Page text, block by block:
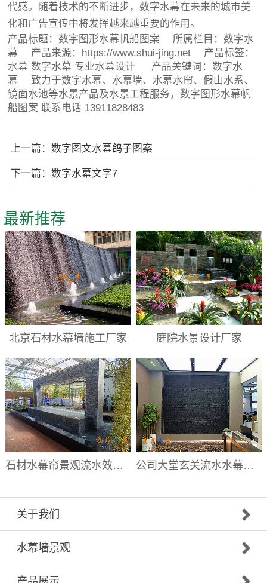
代感。随着技术的不断进步，数字水幕在未来的城市美
化和广告宣传中将发挥越来越重要的作用。
产品标题：数字图形水幕帆船图案 所属栏目：数字水
幕 产品来源：https://www.shui-jing.net 产品标签：
水幕 数字水幕 专业水幕设计 产品关键词：数字水
幕 致力于数字水幕、水幕墙、水幕水帘、假山水系、
镜面水池等水景产品及水景工程服务，数字图形水幕帆
船图案 联系电话 13911828483
上一篇：数字图文水幕鸽子图案
下一篇：数字水幕文字7
最新推荐
北京石材水幕墙施工厂家 庭院水景设计厂家
石材水幕帘景观流水效果|水幕帘厂家 公司大堂玄关流水水幕墙|大堂流水背景墙厂家
关于我们
水幕墙景观